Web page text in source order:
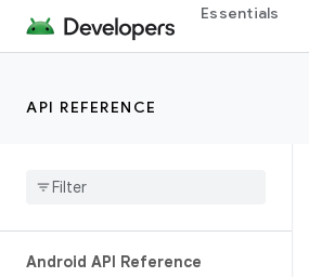
Essentials
API REFERENCE
Android API Reference